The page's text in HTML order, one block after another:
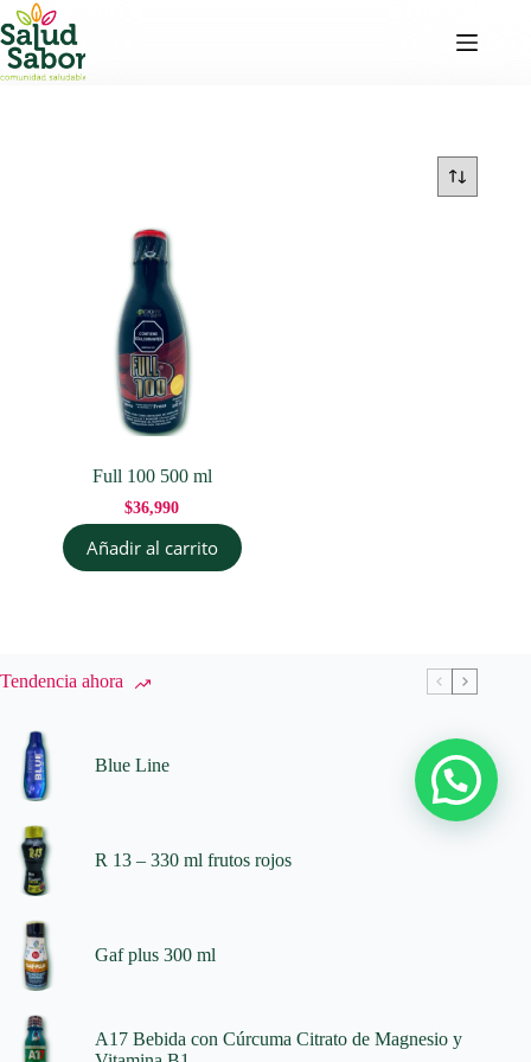
Saltar
al
contenido
Full 100 500 ml
$36,990
Añadir al carrito
Tendencia ahora
Blue Line
R 13 – 330 ml frutos rojos
Gaf plus 300 ml
A17 Bebida con Cúrcuma Citrato de Magnesio y